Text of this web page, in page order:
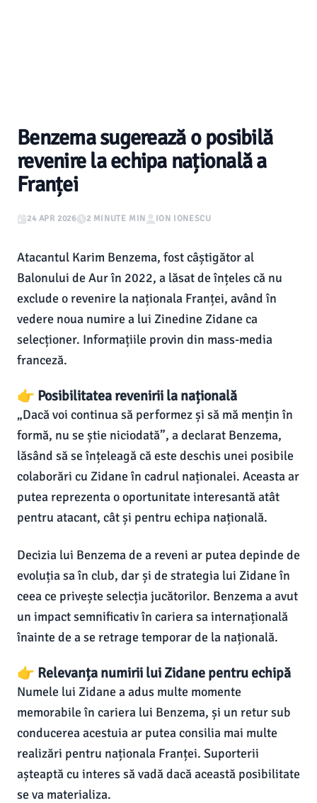
Benzema sugerează o posibilă
revenire la echipa națională a
Franței
24 APR 2026 2 MINUTE MIN ION IONESCU
Atacantul Karim Benzema, fost câștigător al
Balonului de Aur în 2022, a lăsat de înțeles că nu
exclude o revenire la naționala Franței, având în
vedere noua numire a lui Zinedine Zidane ca
selecționer. Informațiile provin din mass-media
franceză.
👉 Posibilitatea revenirii la națională
„Dacă voi continua să performez și să mă mențin în
formă, nu se știe niciodată”, a declarat Benzema,
lăsând să se înțeleagă că este deschis unei posibile
colaborări cu Zidane în cadrul naționalei. Aceasta ar
putea reprezenta o oportunitate interesantă atât
pentru atacant, cât și pentru echipa națională.
Decizia lui Benzema de a reveni ar putea depinde de
evoluția sa în club, dar și de strategia lui Zidane în
ceea ce privește selecția jucătorilor. Benzema a avut
un impact semnificativ în cariera sa internațională
înainte de a se retrage temporar de la națională.
👉 Relevanța numirii lui Zidane pentru echipă
Numele lui Zidane a adus multe momente
memorabile în cariera lui Benzema, și un retur sub
conducerea acestuia ar putea consilia mai multe
realizări pentru naționala Franței. Suporterii
așteaptă cu interes să vadă dacă această posibilitate
se va materializa.